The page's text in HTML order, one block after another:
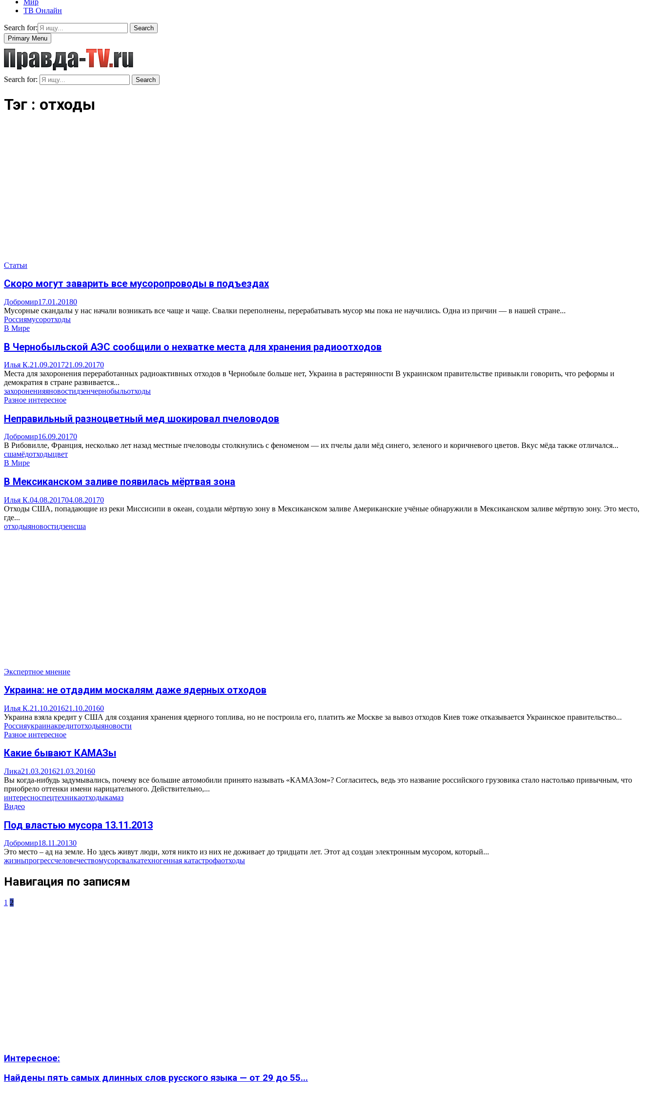
Мир
ТВ Онлайн
Search for:
Search
Primary Menu
Search for: Search
Тэг : отходы
Статьи
Скоро могут заварить все мусоропроводы в подъездах
Добромир17.01.20180
Мусорные скандалы у нас начали возникать все чаще и чаще. Свалки переполнены, перерабатывать мусор мы пока не научились. Одна из причин — в нашей стране...
Россиямусоротходы
В Мире
В Чернобыльской АЭС сообщили о нехватке места для хранения радиоотходов
Илья К.21.09.201721.09.20170
Места для захоронения переработанных радиоактивных отходов в Чернобыле больше нет, Украина в растерянности В украинском правительстве привыкли говорить, что реформы и
демократия в стране развивается...
захороненияяновостидзенчернобыльотходы
Разное интересное
Неправильный разноцветный мед шокировал пчеловодов
Добромир16.09.20170
В Рибовилле, Франция, несколько лет назад местные пчеловоды столкнулись с феноменом — их пчелы дали мёд синего, зеленого и коричневого цветов. Вкус мёда также отличался...
сшамёдотходыцвет
В Мире
В Мексиканском заливе появилась мёртвая зона
Илья К.04.08.201704.08.20170
Отходы США, попадающие из реки Миссисипи в океан, создали мёртвую зону в Мексиканском заливе Американские учёные обнаружили в Мексиканском заливе мёртвую зону. Это место,
где...
отходыяновостидзенсша
Экспертное мнение
Украина: не отдадим москалям даже ядерных отходов
Илья К.21.10.201621.10.20160
Украина взяла кредит у США для создания хранения ядерного топлива, но не построила его, платить же Москве за вывоз отходов Киев тоже отказывается Украинское правительство...
Россияукраинакредитотходыяновости
Разное интересное
Какие бывают КАМАЗы
Лика21.03.201621.03.20160
Вы когда-нибудь задумывались, почему все большие автомобили принято называть «КАМАЗом»? Согласитесь, ведь это название российского грузовика стало настолько привычным, что
приобрело оттенки имени нарицательного. Действительно,...
интересноспецтехникаотходыкамаз
Видео
Под властью мусора 13.11.2013
Добромир18.11.20130
Это место – ад на земле. Но здесь живут люди, хотя никто из них не доживает до тридцати лет. Этот ад создан электронным мусором, который...
жизньпрогрессчеловечествомусорсвалкатехногенная катастрофаотходы
Навигация по записям
1 2
Интересное:
Найдены пять самых длинных слов русского языка — от 29 до 55...